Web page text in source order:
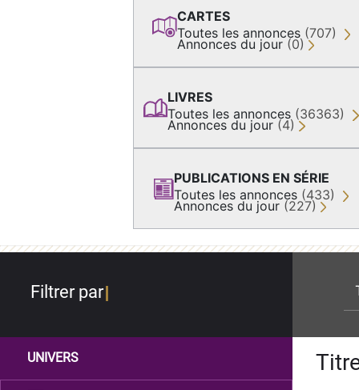
CARTES
Toutes les annonces (707)
Annonces du jour (0)
LIVRES
Toutes les annonces (36363)
Annonces du jour (4)
PUBLICATIONS EN SÉRIE
Toutes les annonces (433)
Annonces du jour (227)
Filtrer par
UNIVERS